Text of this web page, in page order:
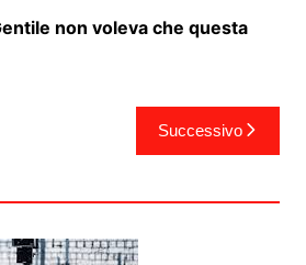
non voleva che questa
Successivo